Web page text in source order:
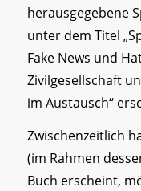
herausgegebene
unter dem Titel
Fake News und
Zivilgesellschaft
im Austausch“
Zwischenzeitlich
(im Rahmen
Buch erscheint,